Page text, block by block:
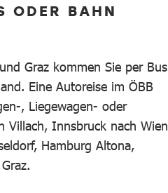
ODER BAHN
Graz kommen Sie per Bus
Eine Autoreise im ÖBB
, Liegewagen- oder
Villach, Innsbruck nach Wien
Hamburg Altona,